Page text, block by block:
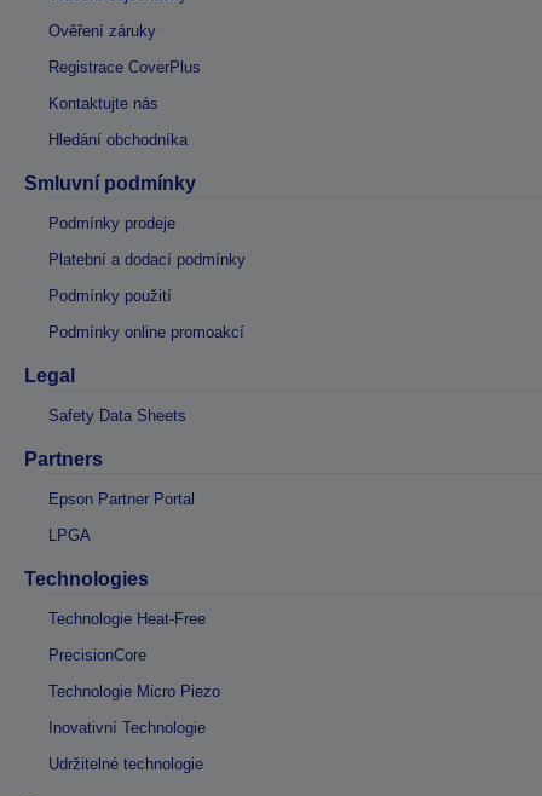
Ověření záruky
Registrace CoverPlus
Kontaktujte nás
Hledání obchodníka
Smluvní podmínky
Podmínky prodeje
Platební a dodací podmínky
Podmínky použití
Podmínky online promoakcí
Legal
Safety Data Sheets
Partners
Epson Partner Portal
LPGA
Technologies
Technologie Heat-Free
PrecisionCore
Technologie Micro Piezo
Inovativní Technologie
Udržitelné technologie